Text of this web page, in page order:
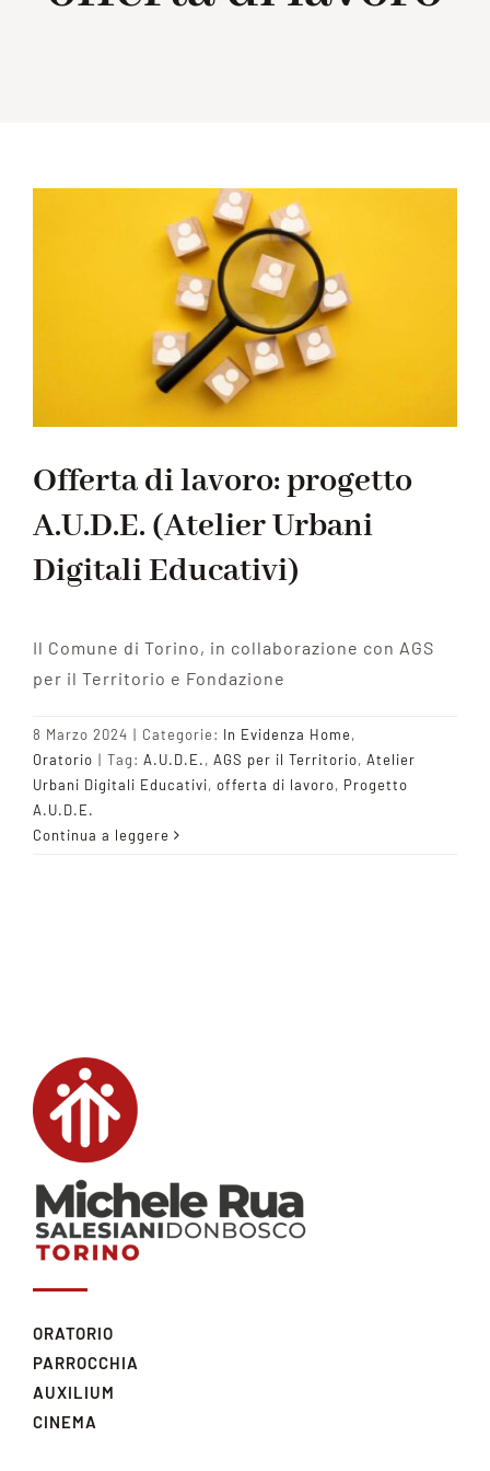
Offerta di lavoro: progetto
A.U.D.E. (Atelier Urbani
Digitali Educativi)
Il Comune di Torino, in collaborazione con AGS
per il Territorio e Fondazione
8 Marzo 2024 | Categorie: In Evidenza Home,
Oratorio | Tag: A.U.D.E., AGS per il Territorio, Atelier
Urbani Digitali Educativi, offerta di lavoro, Progetto
A.U.D.E.
Continua a leggere
ORATORIO
PARROCCHIA
AUXILIUM
CINEMA